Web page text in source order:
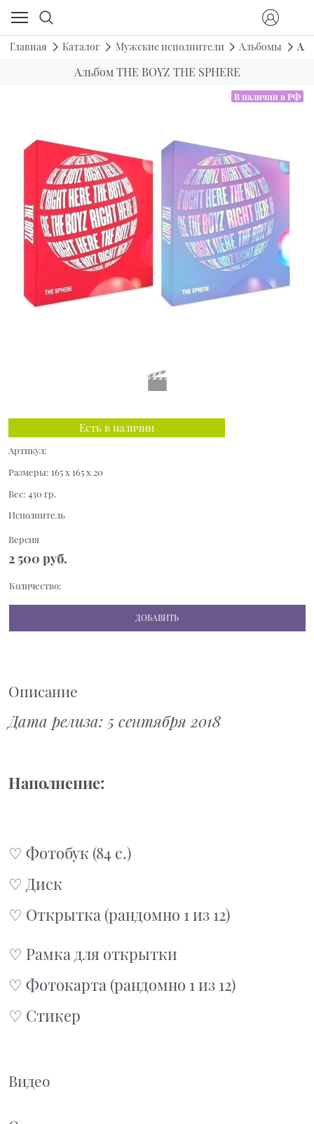
Главная Каталог Мужские исполнители Альбомы
Альбом THE BOYZ THE SPHERE
В наличии в РФ
Есть в наличии
Артикул:
Размеры: 165 x 165 x 20
Вес: 430 гр.
Исполнитель
Версия
2 500 руб.
Количество:
ДОБАВИТЬ
Описание
Дата релиза: 5 сентября 2018
Наполнение:
♡ Фотобук (84 с.)
♡ Диск
♡ Открытка (рандомно 1 из 12)
♡ Рамка для открытки
♡ Фотокарта (рандомно 1 из 12)
♡ Стикер
Видео